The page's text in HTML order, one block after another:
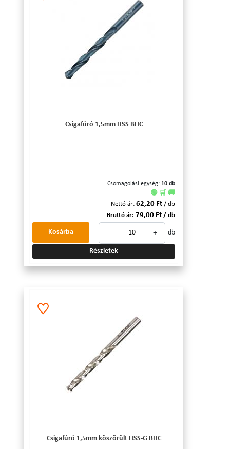
Csigafúró 1,5mm HSS BHC
Csomagolási egység: 10 db
🟢 🛒 🚚
Nettó ár: 62,20 Ft / db
Bruttó ár: 79,00 Ft / db
- + db
Kosárba
Részletek
Csigafúró 1,5mm köszörült HSS-G BHC